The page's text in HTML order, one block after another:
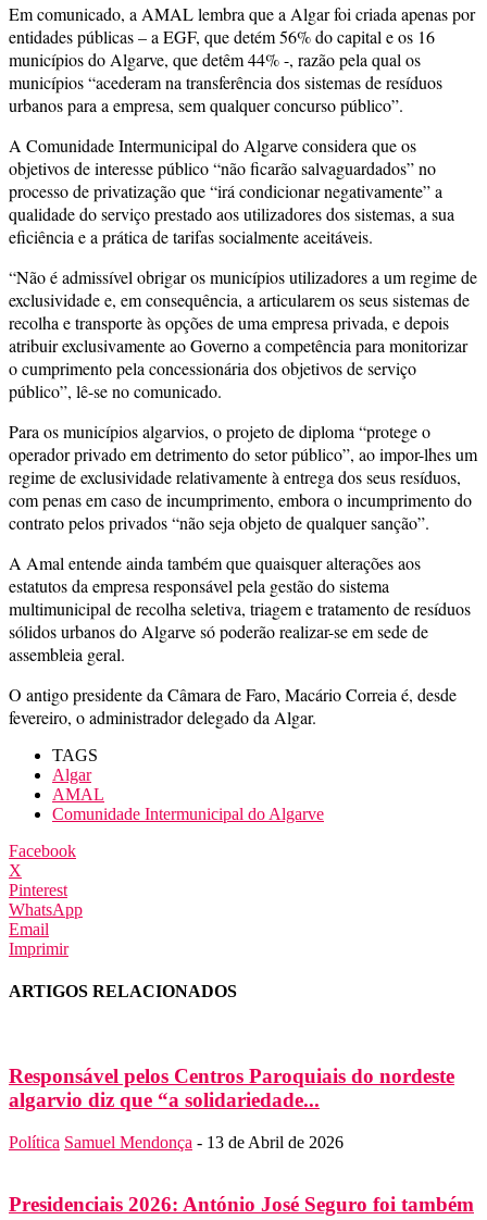
Em comunicado, a AMAL lembra que a Algar foi criada apenas por
entidades públicas – a EGF, que detém 56% do capital e os 16
municípios do Algarve, que detêm 44% -, razão pela qual os
municípios “acederam na transferência dos sistemas de resíduos
urbanos para a empresa, sem qualquer concurso público”.
A Comunidade Intermunicipal do Algarve considera que os
objetivos de interesse público “não ficarão salvaguardados” no
processo de privatização que “irá condicionar negativamente” a
qualidade do serviço prestado aos utilizadores dos sistemas, a sua
eficiência e a prática de tarifas socialmente aceitáveis.
“Não é admissível obrigar os municípios utilizadores a um regime de
exclusividade e, em consequência, a articularem os seus sistemas de
recolha e transporte às opções de uma empresa privada, e depois
atribuir exclusivamente ao Governo a competência para monitorizar
o cumprimento pela concessionária dos objetivos de serviço
público”, lê-se no comunicado.
Para os municípios algarvios, o projeto de diploma “protege o
operador privado em detrimento do setor público”, ao impor-lhes um
regime de exclusividade relativamente à entrega dos seus resíduos,
com penas em caso de incumprimento, embora o incumprimento do
contrato pelos privados “não seja objeto de qualquer sanção”.
A Amal entende ainda também que quaisquer alterações aos
estatutos da empresa responsável pela gestão do sistema
multimunicipal de recolha seletiva, triagem e tratamento de resíduos
sólidos urbanos do Algarve só poderão realizar-se em sede de
assembleia geral.
O antigo presidente da Câmara de Faro, Macário Correia é, desde
fevereiro, o administrador delegado da Algar.
TAGS
Algar
AMAL
Comunidade Intermunicipal do Algarve
Facebook
X
Pinterest
WhatsApp
Email
Imprimir
ARTIGOS RELACIONADOS
Responsável pelos Centros Paroquiais do nordeste
algarvio diz que “a solidariedade...
Política Samuel Mendonça - 13 de Abril de 2026
Presidenciais 2026: António José Seguro foi também